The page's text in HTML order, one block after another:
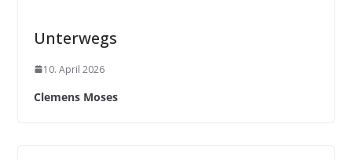
Unterwegs
10. April 2026
Clemens Moses